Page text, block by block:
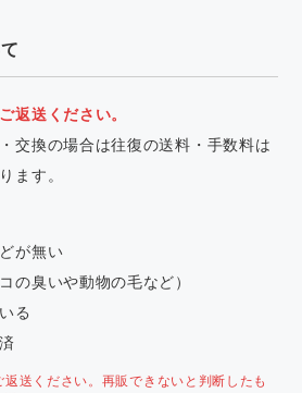
返送ください。
交換の場合は往復の送料・手数料は
ます。
が無い
の臭いや動物の毛など）
る
送ください。再販できないと判断したも